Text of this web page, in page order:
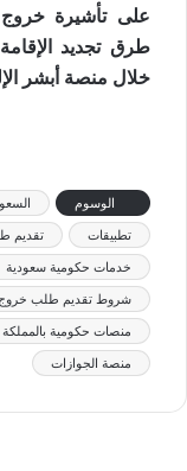
على تأشيرة خروج
طرق تجديد
خلال منصة أبشر
الوسوم
تطبيقات تقديم
خدمات حكومية سعودية
شروط تقديم طلب خروج
منصات حكومية بالمملكة
منصة الجوازات